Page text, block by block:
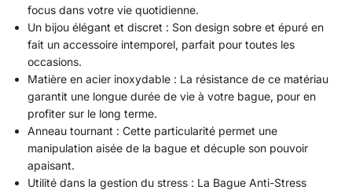
focus dans votre vie quotidienne.
Un bijou élégant et discret : Son design sobre et épuré en
fait un accessoire intemporel, parfait pour toutes les
occasions.
Matière en acier inoxydable : La résistance de ce matériau
garantit une longue durée de vie à votre bague, pour en
profiter sur le long terme.
Anneau tournant : Cette particularité permet une
manipulation aisée de la bague et décuple son pouvoir
apaisant.
Utilité dans la gestion du stress : La Bague Anti-Stress